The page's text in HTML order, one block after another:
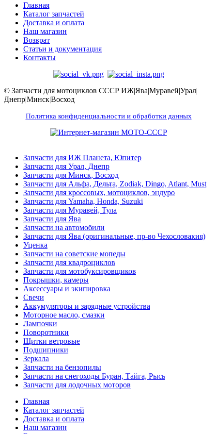
Главная
Каталог запчастей
Доставка и оплата
Наш магазин
Возврат
Статьи и документация
Контакты
© Запчасти для мотоциклов СССР ИЖ|Ява|Муравей|Урал|
Днепр|Минск|Восход
Политика конфиденциальности и обработки данных
Запчасти для ИЖ Планета, Юпитер
Запчасти для Урал, Днепр
Запчасти для Минск, Восход
Запчасти для Альфа, Дельта, Zodiak, Dingo, Atlant, Must
Запчасти для кроссовых, мотоциклов, эндуро
Запчасти для Yamaha, Honda, Suzuki
Запчасти для Муравей, Тула
Запчасти для Ява
Запчасти на автомобили
Запчасти для Ява (оригинальные, пр-во Чехословакия)
Уценка
Запчасти на советские мопеды
Запчасти для квадроциклов
Запчасти для мотобуксировщиков
Покрышки, камеры
Аксессуары и экипировка
Свечи
Аккумуляторы и зарядные устройства
Моторное масло, смазки
Лампочки
Поворотники
Щитки ветровые
Подшипники
Зеркала
Запчасти на бензопилы
Запчасти на снегоходы Буран, Тайга, Рысь
Запчасти для лодочных моторов
Главная
Каталог запчастей
Доставка и оплата
Наш магазин